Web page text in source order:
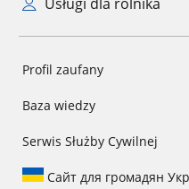
Profil zaufany
Baza wiedzy
Serwis Służby Cywilnej
Сайт для громадян